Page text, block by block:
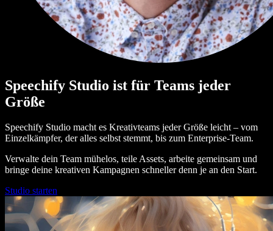
Speechify Studio ist für Teams jeder
Größe
Speechify Studio macht es Kreativteams jeder Größe leicht – vom
Einzelkämpfer, der alles selbst stemmt, bis zum Enterprise-Team.
Verwalte dein Team mühelos, teile Assets, arbeite gemeinsam und
bringe deine kreativen Kampagnen schneller denn je an den Start.
Studio starten